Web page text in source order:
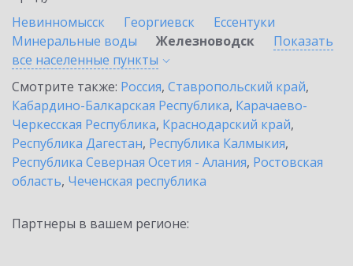
Невинномысск
Георгиевск
Ессентуки
Минеральные воды
Железноводск
Показать
все населенные пункты
Смотрите также: Россия, Ставропольский край,
Кабардино-Балкарская Республика, Карачаево-
Черкесская Республика, Краснодарский край,
Республика Дагестан, Республика Калмыкия,
Республика Северная Осетия - Алания, Ростовская
область, Чеченская республика
Партнеры в вашем регионе: